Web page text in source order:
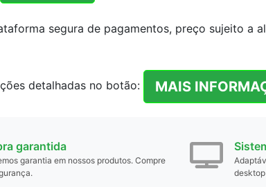
segura de pagamentos, preço sujeito a
detalhadas no botão: MAIS
garantida
garantia em nossos produtos. Compre